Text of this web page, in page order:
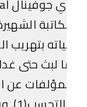
بتهريب
لبث حتى غدا
عن